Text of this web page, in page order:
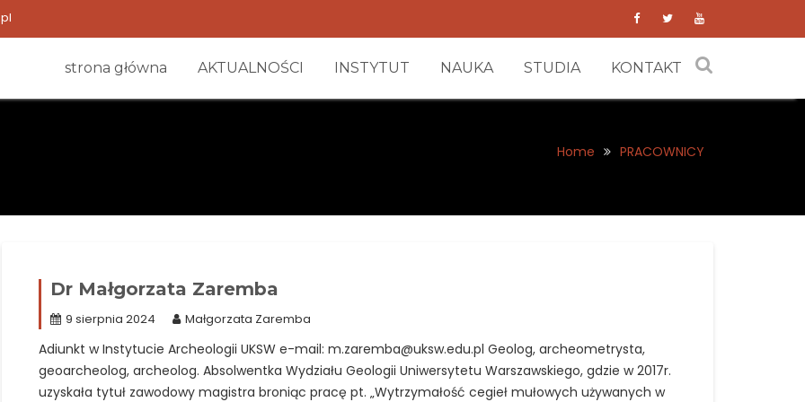
strona główna AKTUALNOŚCI INSTYTUT NAUKA STUDIA KONTAKT
Home PRACOWNICY
Dr Małgorzata Zaremba
9 sierpnia 2024 Małgorzata Zaremba
Adiunkt w Instytucie Archeologii UKSW e-mail: m.zaremba@uksw.edu.pl Geolog, archeometrysta,
geoarcheolog, archeolog. Absolwentka Wydziału Geologii Uniwersytetu Warszawskiego, gdzie w 2017r.
uzyskała tytuł zawodowy magistra broniąc pracę pt. „Wytrzymałość cegieł mułowych używanych w